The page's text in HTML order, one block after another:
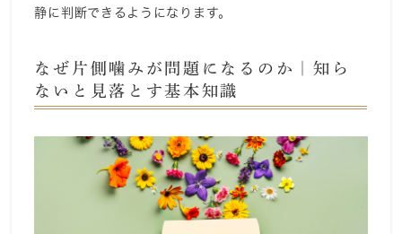
静に判断できるようになります。
なぜ片側噛みが問題になるのか｜知ら
ないと見落とす基本知識